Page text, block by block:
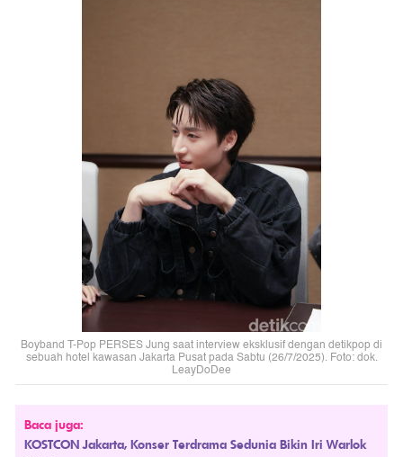
Boyband T-Pop PERSES Jung saat interview eksklusif dengan detikpop di
sebuah hotel kawasan Jakarta Pusat pada Sabtu (26/7/2025). Foto: dok.
LeayDoDee
Baca juga:
KOSTCON Jakarta, Konser Terdrama Sedunia Bikin Iri Warlok